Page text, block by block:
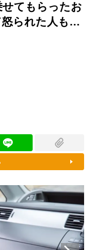
てもらったお
られた人も…